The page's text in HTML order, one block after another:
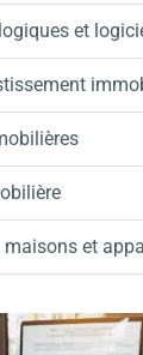
et
maisons et